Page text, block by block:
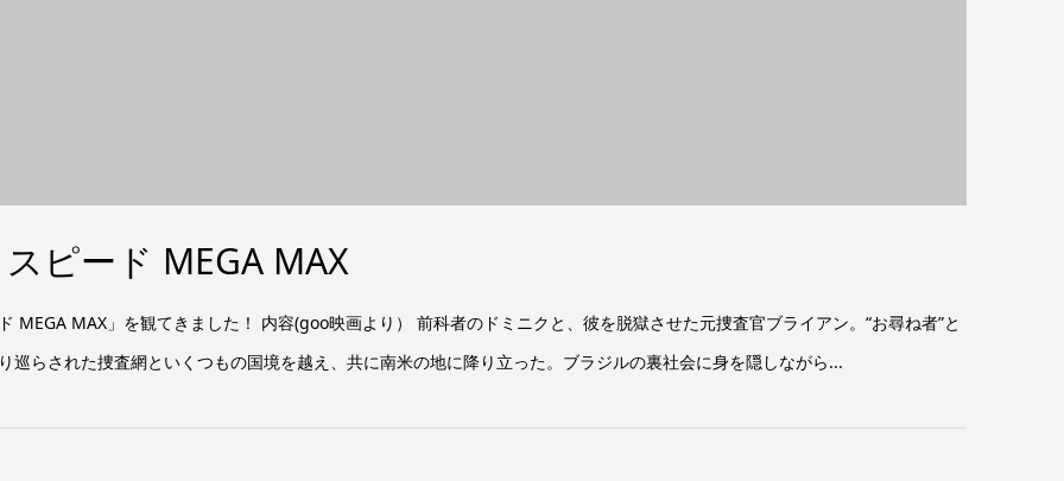
ピード MEGA MAX
MEGA MAX」を観てきました！ 内容(goo映画より） 前科者のドミニクと、彼を脱獄させた元捜査官ブライアン。“お尋ね者”と
巡らされた捜査網といくつもの国境を越え、共に南米の地に降り立った。ブラジルの裏社会に身を隠しながら...